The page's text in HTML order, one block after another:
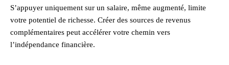
S’appuyer uniquement sur un salaire, même augmenté, limite
votre potentiel de richesse. Créer des sources de revenus
complémentaires peut accélérer votre chemin vers
l’indépendance financière.